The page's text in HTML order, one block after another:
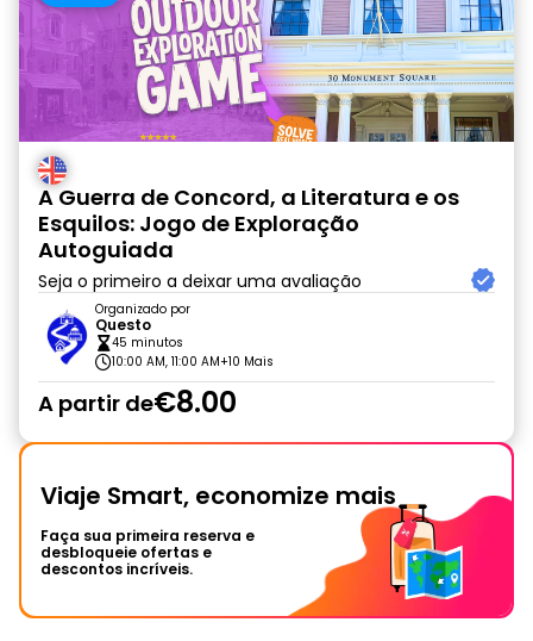
A Guerra de Concord, a Literatura e os
Esquilos: Jogo de Exploração
Autoguiada
Seja o primeiro a deixar uma avaliação
Organizado por
Questo
45 minutos
10:00 AM, 11:00 AM+10 Mais
A partir de€8.00
Viaje Smart, economize mais
Faça sua primeira reserva e
desbloqueie ofertas e
descontos incríveis.